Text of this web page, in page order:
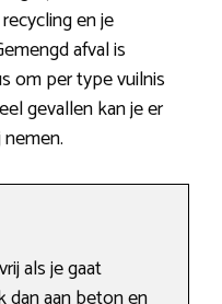
en je
afval is
om per type vuilnis
gevallen kan je er
als je gaat